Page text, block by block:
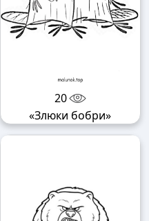
20
«Злюки бобри»